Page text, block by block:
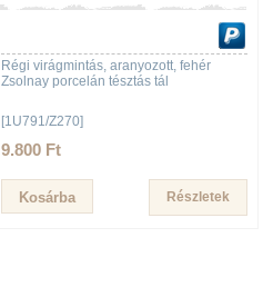
Régi virágmintás, aranyozott, fehér
Zsolnay porcelán tésztás tál
[1U791/Z270]
9.800 Ft
Részletek